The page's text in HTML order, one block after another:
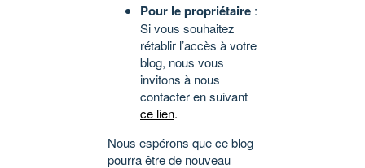
Pour le propriétaire :
Si vous souhaitez
rétablir l’accès à votre
blog, nous vous
invitons à nous
contacter en suivant
ce lien.
Nous espérons que ce blog
pourra être de nouveau